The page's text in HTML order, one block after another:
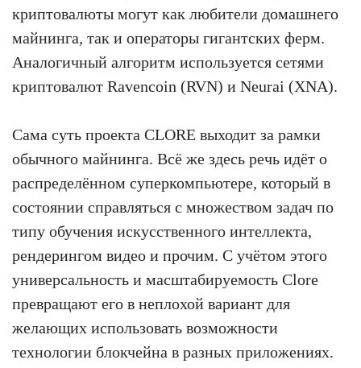
криптовалюты могут как любители домашнего
майнинга, так и операторы гигантских ферм.
Аналогичный алгоритм используется сетями
криптовалют Ravencoin (RVN) и Neurai (XNA).
Сама суть проекта CLORE выходит за рамки
обычного майнинга. Всё же здесь речь идёт о
распределённом суперкомпьютере, который в
состоянии справляться с множеством задач по
типу обучения искусственного интеллекта,
рендерингом видео и прочим. С учётом этого
универсальность и масштабируемость Clore
превращают его в неплохой вариант для
желающих использовать возможности
технологии блокчейна в разных приложениях.